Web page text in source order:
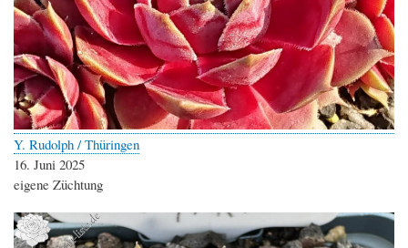
Y. Rudolph / Thüringen
16. Juni 2025
eigene Züchtung